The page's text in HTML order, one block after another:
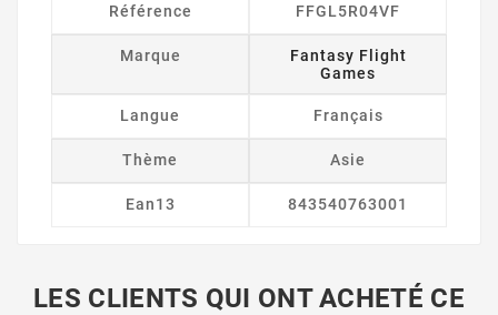
Référence FFGL5R04VF
Marque
Fantasy Flight
Games
Langue Français
Thème Asie
Ean13 843540763001
LES CLIENTS QUI ONT ACHETÉ CE